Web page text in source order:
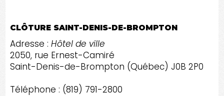
CLÔTURE SAINT-DENIS-DE-BROMPTON
Adresse : Hôtel de ville
2050, rue Ernest-Camiré
Saint-Denis-de-Brompton (Québec) J0B 2P0
Téléphone : (819) 791-2800